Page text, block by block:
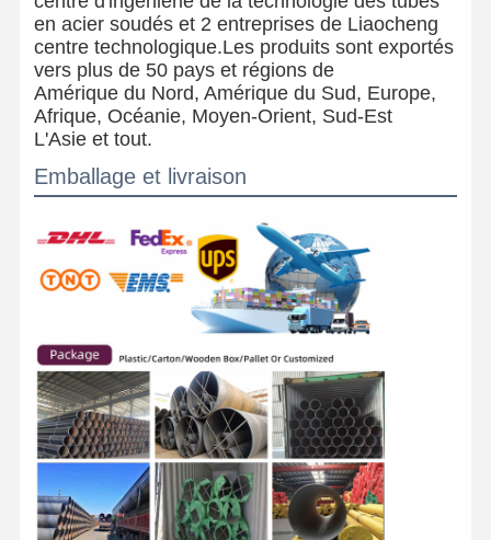
en acier soudés et 2 entreprises de Liaocheng
centre technologique.Les produits sont exportés
vers plus de 50 pays et régions de
Amérique du Nord, Amérique du Sud, Europe,
Afrique, Océanie, Moyen-Orient, Sud-Est
L'Asie et tout.
Emballage et livraison